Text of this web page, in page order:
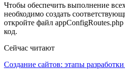
Чтобы обеспечить выполнение
необходимо создать
откройте файл
код.
Сейчас читают
Создание сайтов: этапы